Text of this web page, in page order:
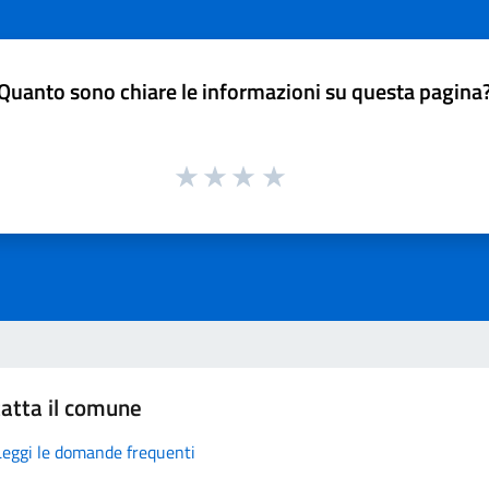
sono chiare le informazioni su questa
il comune
le domande frequenti